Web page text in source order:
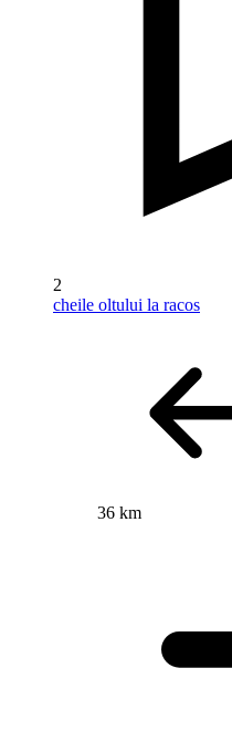
2
cheile oltului la racos
36 km